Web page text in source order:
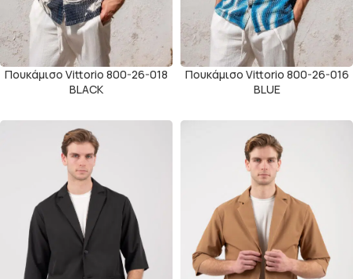
Πουκάμισο Vittorio 800-26-018
BLACK
Πουκάμισο Vittorio 800-26-016
BLUE